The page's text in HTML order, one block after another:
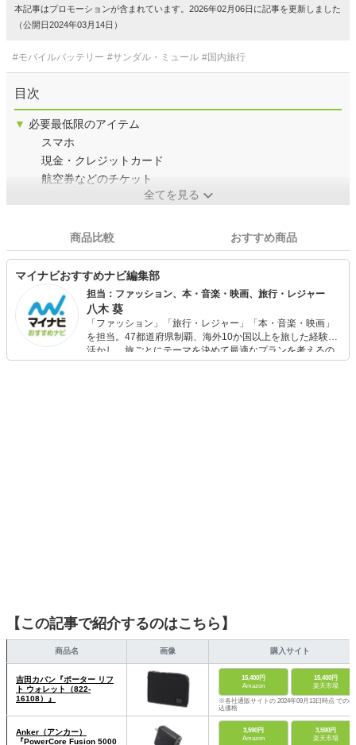
本記事はプロモーションが含まれています。2026年02月06日に記事を更新しました
（公開日2024年03月14日）
#モバイルバッテリー #サンダル・ミュール #国内旅行
目次
▼ 必要最低限のアイテム
スマホ
現金・クレジットカード
航空券などのチケット
全てを見る
商品比較 おすすめ商品
マイナビおすすめナビ編集部
担当：ファッション、本・音楽・映画、旅行・レジャー
八木 葵
「ファッション」「旅行・レジャー」「本・音楽・映画」
を担当。47都道府県制覇、海外10か国以上を旅した経験を
活かし、旅ごとにテーマを決めて最適なプランを考えるの
が得意。また、アパレルショップでの販売経験もあり。誰
【この記事で紹介するのはこちら】
商品名 画像 購入サイト
吉田カバン『ポーター リフ
ト ウォレット（822-
16108）』
15,400円
Amazon
15,400円
楽天市場
※各社通販サイトの 2024年09月13日時点 での税
込価格
Anker（アンカー）
『PowerCore Fusion 5000
3,590円
Amazon
3,590円
楽天市場